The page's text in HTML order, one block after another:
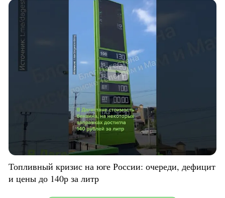
Топливный кризис на юге России: очереди, дефицит
и цены до 140р за литр